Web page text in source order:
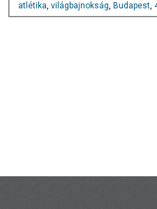
atlétika, világbajnokság, Budapest,